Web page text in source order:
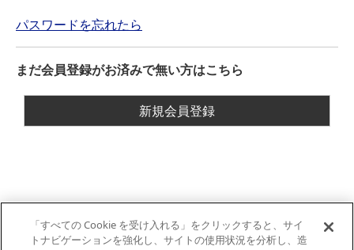
パスワードを忘れたら
まだ会員登録がお済みで無い方はこちら
「すべての Cookie を受け入れる」をクリックすると、サイ
トナビゲーションを強化し、サイトの使用状況を分析し、造